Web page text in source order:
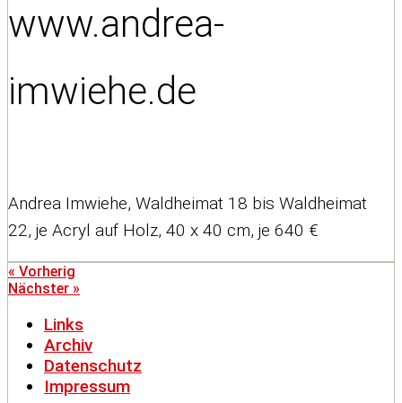
www.andrea-
imwiehe.de
Andrea Imwiehe, Waldheimat 18 bis Waldheimat
22, je Acryl auf Holz, 40 x 40 cm, je 640 €
« Vorherig
Nächster »
Links
Archiv
Datenschutz
Impressum